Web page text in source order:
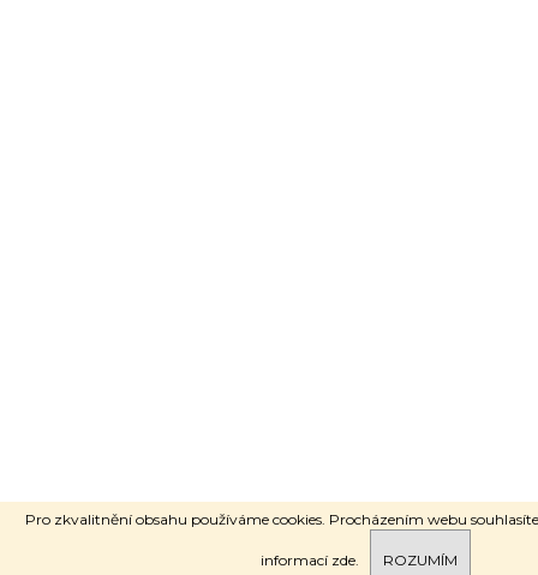
Pro zkvalitnění obsahu používáme cookies. Procházením webu
informací zde. ROZUMÍM
Pro nově registrované zákazníky nyní SLEVA 10% na první nákup.